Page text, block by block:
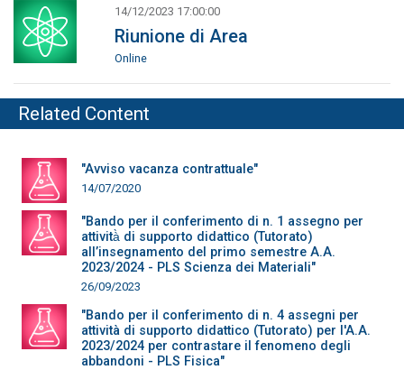
14/12/2023 17:00:00
Riunione di Area
Online
Related Content
"Avviso vacanza contrattuale"
14/07/2020
"Bando per il conferimento di n. 1 assegno per
attività̀ di supporto didattico (Tutorato)
all’insegnamento del primo semestre A.A.
2023/2024 - PLS Scienza dei Materiali"
26/09/2023
"Bando per il conferimento di n. 4 assegni per
attività di supporto didattico (Tutorato) per l'A.A.
2023/2024 per contrastare il fenomeno degli
abbandoni - PLS Fisica"